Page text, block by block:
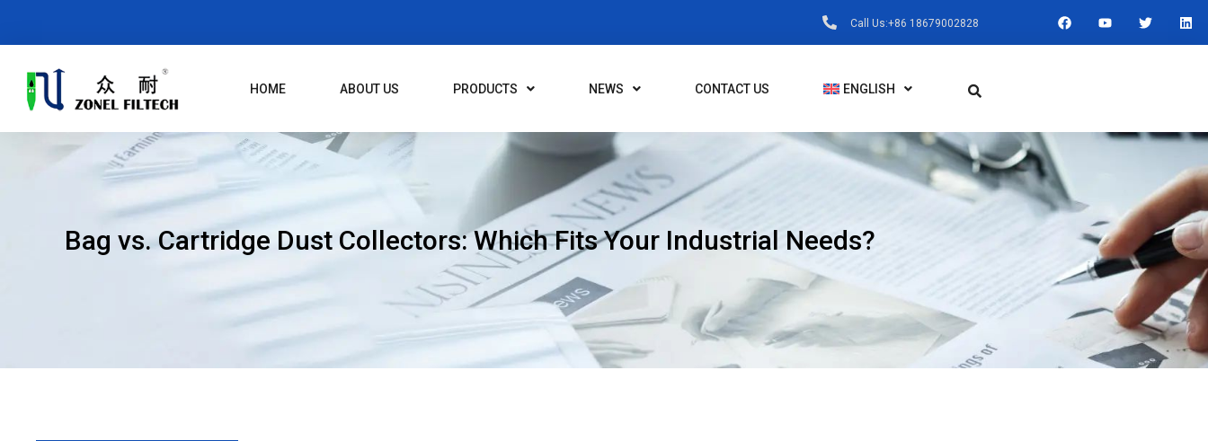
Call Us:+86 18679002828
F
A
C
Y
O
U
T
W
I
L
I
N
HOME ABOUT US PRODUCTS NEWS CONTACT US ENGLISH
Bag vs. Cartridge Dust Collectors: Which Fits Your Industrial Needs?